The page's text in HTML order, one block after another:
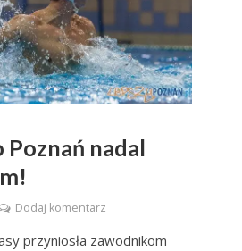
nadal
Dodaj komentarz
przyniosła zawodnikom